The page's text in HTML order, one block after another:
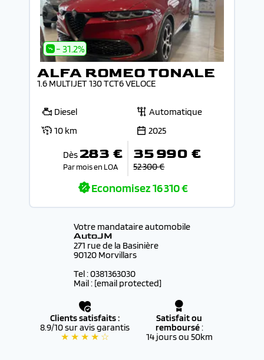
- 31.2%
ALFA ROMEO TONALE
1.6 MULTIJET 130 TCT6 VELOCE
Diesel
Automatique
10 km
2025
Dès 283 €
Par mois en LOA
35 990 €
52 300 €
Economisez16 310 €
Votre mandataire automobile
AutoJM
271 rue de la Basinière
90120 Morvillars
Tel : 0381363030
Mail : [email protected]
Clients satisfaits :
8.9/10 sur avis garantis
★ ★ ★ ★ ☆
Satisfait ou
remboursé:
14 jours ou 50km